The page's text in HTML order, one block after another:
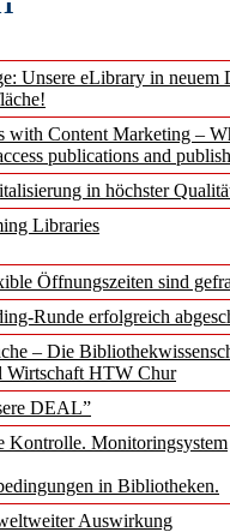
Unsere eLibrary in neuem
with Content Marketing –
publications and
in höchster
Libraries
Öffnungszeiten sind
Runde erfolgreich
– Die
Wirtschaft HTW Chur
DEAL”
Kontrolle. Monitoringsystem
in Bibliotheken.
Auswirkung
(Juni/Juli
mehr